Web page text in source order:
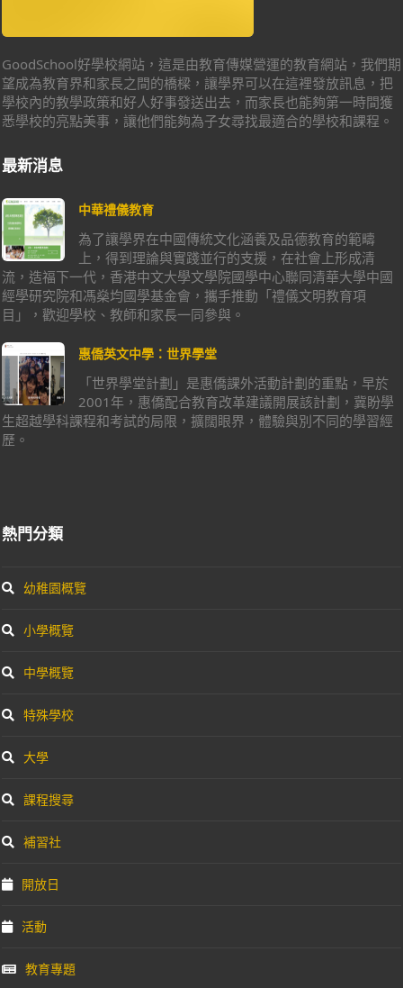
GoodSchool好學校網站，這是由教育傳媒營運的教育網站，我們期
望成為教育界和家長之間的橋樑，讓學界可以在這裡發放訊息，把
學校內的教學政策和好人好事發送出去，而家長也能夠第一時間獲
悉學校的亮點美事，讓他們能夠為子女尋找最適合的學校和課程。
最新消息
中華禮儀教育
為了讓學界在中國傳統文化涵養及品德教育的範疇
上，得到理論與實踐並行的支援，在社會上形成清
流，造福下一代，香港中文大學文學院國學中心聯同清華大學中國
經學研究院和馮燊均國學基金會，攜手推動「禮儀文明教育項
目」，歡迎學校、教師和家長一同參與。
惠僑英文中學：世界學堂
「世界學堂計劃」是惠僑課外活動計劃的重點，早於
2001年，惠僑配合教育改革建議開展該計劃，冀盼學
生超越學科課程和考試的局限，擴闊眼界，體驗與別不同的學習經
歷。
熱門分類
幼稚園概覽
小學概覽
中學概覽
特殊學校
大學
課程搜尋
補習社
開放日
活動
教育專題